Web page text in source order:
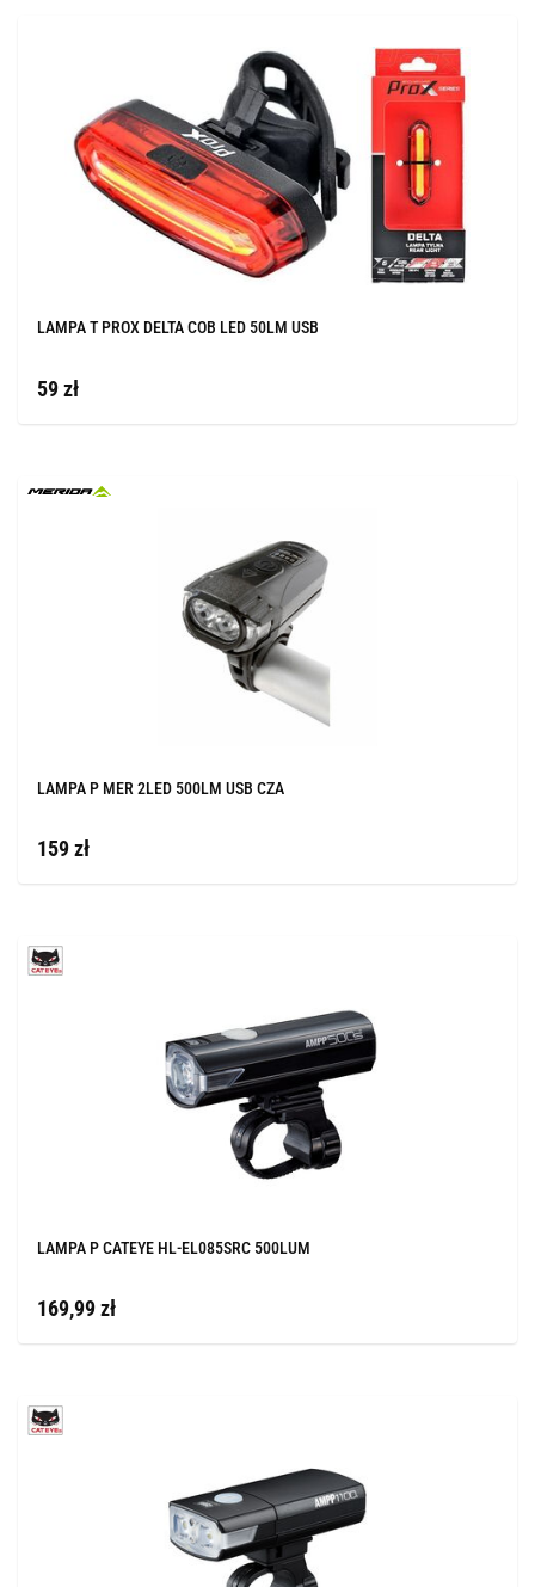
LAMPA T PROX DELTA COB LED 50LM USB
59 zł
LAMPA P MER 2LED 500LM USB CZA
159 zł
LAMPA P CATEYE HL-EL085SRC 500LUM
169,99 zł